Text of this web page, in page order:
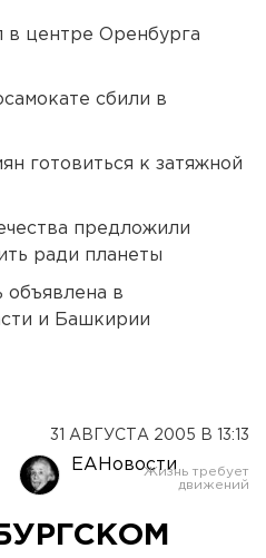
в центре Оренбурга
сбили в
готовиться к затяжной
предложили
ради планеты
объявлена в
и Башкирии
31 АВГУСТА 2005 В 13:13
ЕАНовости